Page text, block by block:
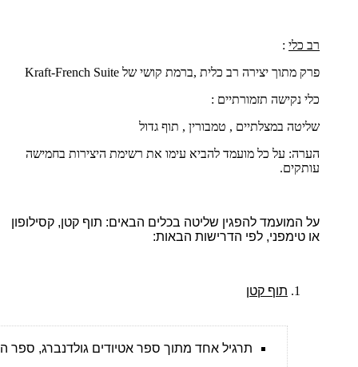
רב כלי :
פרק מתוך יצירה רב כלית ,ברמת קושי של French Suite
-
Kraft
כלי נקישה תזמורתיים :
שליטה במצלתיים , טמבורין , תוף גדול
הערה: על כל מועמד להביא עימו את רשימת היצירות בחמישה
עותקים.
על המועמד להפגין שליטה בכלים הבאים: תוף קטן, קסילופון
או טימפני, לפי הדרישות הבאות:
תוף קטן
תרגיל אחד מתוך ספר אטיודים גולדנברג, ספר